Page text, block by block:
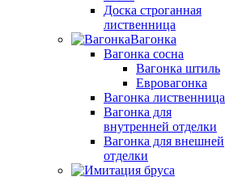
Доска строганная
лиственница
Вагонка
Вагонка сосна
Вагонка штиль
Евровагонка
Вагонка лиственница
Вагонка для
внутренней отделки
Вагонка для внешней
отделки